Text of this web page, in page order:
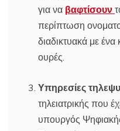
για να βαφτίσουν
περίπτωση
διαδικτυακά με
ουρές.
Υπηρεσίες
τηλειατρικής που
υπουργός